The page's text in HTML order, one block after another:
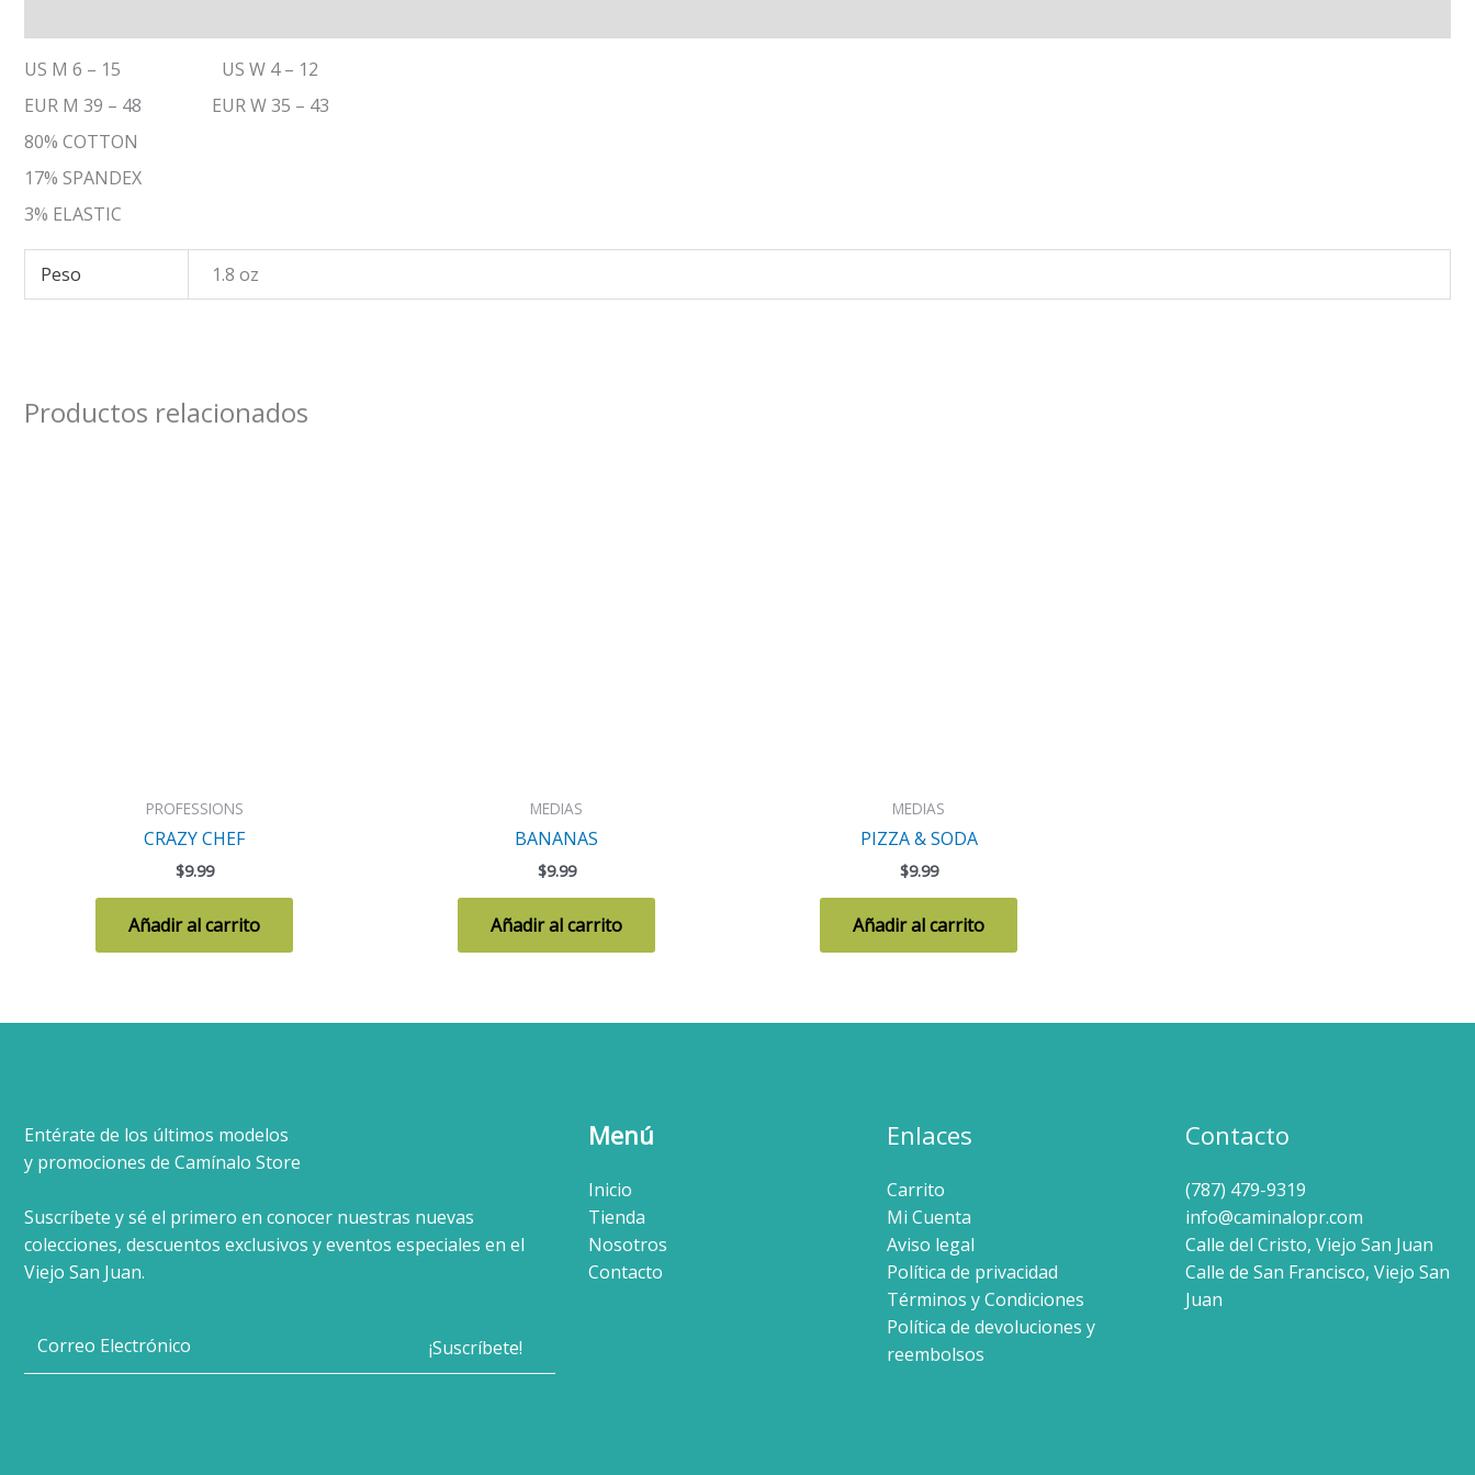
US M 6 – 15 US W 4 – 12
EUR M 39 – 48 EUR W 35 – 43
80% COTTON
17% SPANDEX
3% ELASTIC
Peso 1.8 oz
Productos relacionados
PROFESSIONS
CRAZY CHEF
$9.99
Añadir al carrito
MEDIAS
BANANAS
$9.99
Añadir al carrito
MEDIAS
PIZZA & SODA
$9.99
Añadir al carrito
Entérate de los últimos modelos
y promociones de Camínalo Store
Suscríbete y sé el primero en conocer nuestras nuevas
colecciones, descuentos exclusivos y eventos especiales en el
Viejo San Juan.
Menú
Inicio
Tienda
Nosotros
Contacto
Enlaces
Carrito
Mi Cuenta
Aviso legal
Política de privacidad
Términos y Condiciones
Política de devoluciones y
reembolsos
Contacto
(787) 479-9319
info@caminalopr.com
Calle del Cristo, Viejo San Juan
Calle de San Francisco, Viejo San
Juan